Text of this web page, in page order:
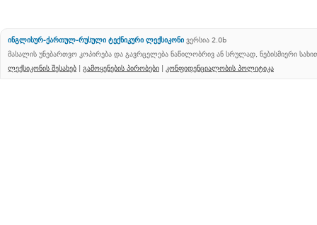
ინგლისურ-ქართულ-რუსული ტექნიკური ლექსიკონი ვერსია 2.0b
მასალის უნებართვო კოპირება და გავრცელება ნაწილობრივ ან სრულად, ნებისმიერი
ლექსიკონის შესახებ | გამოყენების პირობები | კონფიდენციალობის პოლიტიკა